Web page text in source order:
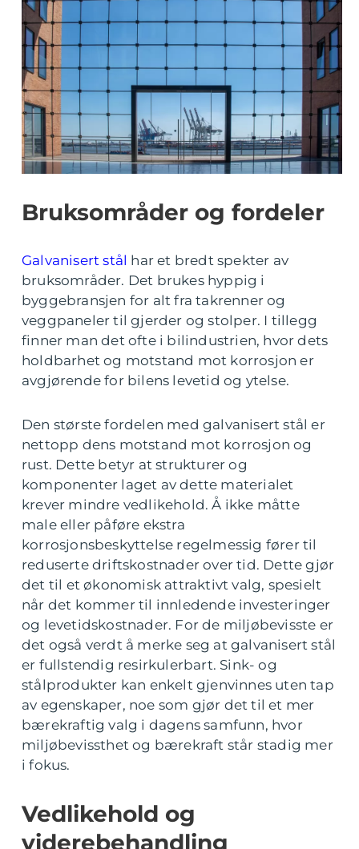
Bruksområder og fordeler
Galvanisert stål har et bredt spekter av
bruksområder. Det brukes hyppig i
byggebransjen for alt fra takrenner og
veggpaneler til gjerder og stolper. I tillegg
finner man det ofte i bilindustrien, hvor dets
holdbarhet og motstand mot korrosjon er
avgjørende for bilens levetid og ytelse.
Den største fordelen med galvanisert stål er
nettopp dens motstand mot korrosjon og
rust. Dette betyr at strukturer og
komponenter laget av dette materialet
krever mindre vedlikehold. Å ikke måtte
male eller påføre ekstra
korrosjonsbeskyttelse regelmessig fører til
reduserte driftskostnader over tid. Dette gjør
det til et økonomisk attraktivt valg, spesielt
når det kommer til innledende investeringer
og levetidskostnader. For de miljøbevisste er
det også verdt å merke seg at galvanisert stål
er fullstendig resirkulerbart. Sink- og
stålprodukter kan enkelt gjenvinnes uten tap
av egenskaper, noe som gjør det til et mer
bærekraftig valg i dagens samfunn, hvor
miljøbevissthet og bærekraft står stadig mer
i fokus.
Vedlikehold og
viderebehandling